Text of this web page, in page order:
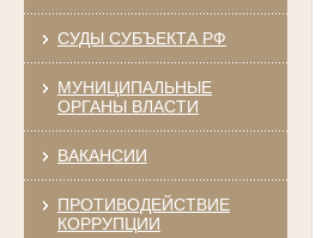
СУДЫ СУБЪЕКТА РФ
МУНИЦИПАЛЬНЫЕ
ОРГАНЫ ВЛАСТИ
ВАКАНСИИ
ПРОТИВОДЕЙСТВИЕ
КОРРУПЦИИ